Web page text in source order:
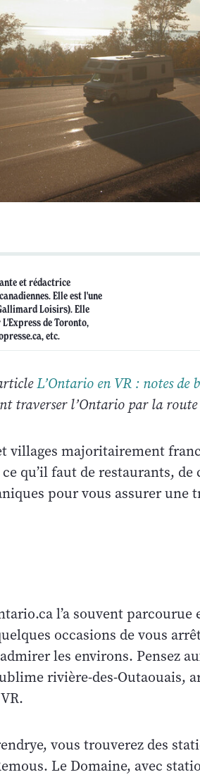
et rédactrice
Elle est l'une
Loisirs). Elle
de Toronto,
etc.
L’Ontario en VR : notes de
traverser l’Ontario par la route
villages majoritairement
qu’il faut de restaurants, de
pour vous assurer une
l’a souvent parcourue
occasions de vous
les environs. Pensez
rivière-des-Outaouais,
vous trouverez des
Le Domaine, avec